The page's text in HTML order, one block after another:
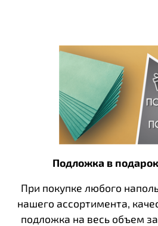
Подложка в
При покупке любого
нашего ассортимента,
подложка на весь объем